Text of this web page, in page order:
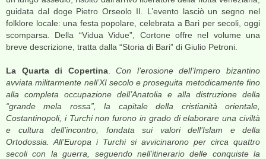
guidata dal doge Pietro Orseolo II. L’evento lasciò un segno nel
folklore locale: una festa popolare, celebrata a Bari per secoli, oggi
scomparsa. Della “Vidua Vidue”, Cortone offre nel volume una
breve descrizione, tratta dalla “Storia di Bari” di Giulio Petroni.
La Quarta di Copertina.Con l’erosione dell’Impero bizantino
avviata militarmente nell’XI secolo e proseguita metodicamente fino
alla completa occupazione dell’Anatolia e alla distruzione della
“grande mela rossa”, la capitale della cristianità orientale,
Costantinopoli, i Turchi non furono in grado di elaborare una civiltà
e cultura dell’incontro, fondata sui valori dell’Islam e della
Ortodossia. All’Europa i Turchi si avvicinarono per circa quattro
secoli con la guerra, seguendo nell’itinerario delle conquiste la